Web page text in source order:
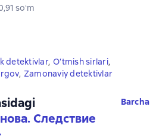
soʻm
detektivlar, O‘tmish sirlari,
, Zamonaviy detektivlar
Следствие
Barcha